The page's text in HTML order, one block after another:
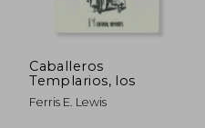
Caballeros
Templarios, los
Ferris E. Lewis